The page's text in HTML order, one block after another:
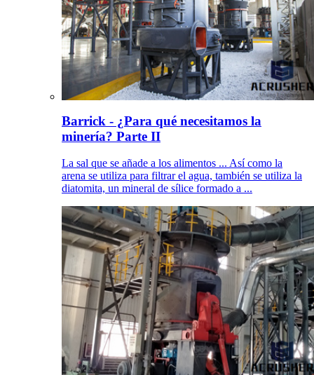
Barrick - ¿Para qué necesitamos la
minería? Parte II
La sal que se añade a los alimentos ... Así como la
arena se utiliza para filtrar el agua, también se utiliza la
diatomita, un mineral de sílice formado a ...